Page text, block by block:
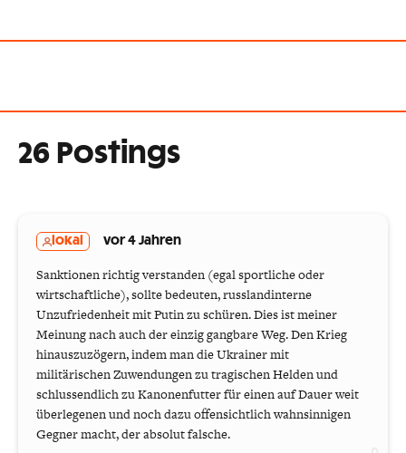
26 Postings
lokal vor 4 Jahren
Sanktionen richtig verstanden (egal sportliche oder
wirtschaftliche), sollte bedeuten, russlandinterne
Unzufriedenheit mit Putin zu schüren. Dies ist meiner
Meinung nach auch der einzig gangbare Weg. Den Krieg
hinauszuzögern, indem man die Ukrainer mit
militärischen Zuwendungen zu tragischen Helden und
schlussendlich zu Kanonenfutter für einen auf Dauer weit
überlegenen und noch dazu offensichtlich wahnsinnigen
Gegner macht, der absolut falsche.